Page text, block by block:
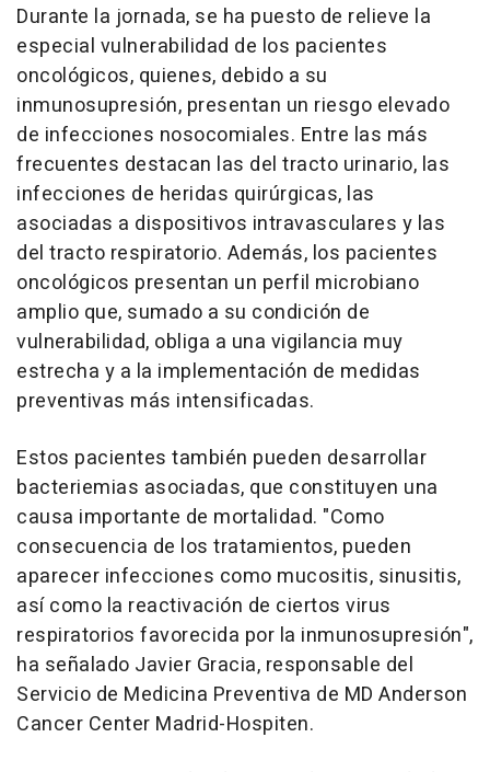
Durante la jornada, se ha puesto de relieve la
especial vulnerabilidad de los pacientes
oncológicos, quienes, debido a su
inmunosupresión, presentan un riesgo elevado
de infecciones nosocomiales. Entre las más
frecuentes destacan las del tracto urinario, las
infecciones de heridas quirúrgicas, las
asociadas a dispositivos intravasculares y las
del tracto respiratorio. Además, los pacientes
oncológicos presentan un perfil microbiano
amplio que, sumado a su condición de
vulnerabilidad, obliga a una vigilancia muy
estrecha y a la implementación de medidas
preventivas más intensificadas.
Estos pacientes también pueden desarrollar
bacteriemias asociadas, que constituyen una
causa importante de mortalidad. "Como
consecuencia de los tratamientos, pueden
aparecer infecciones como mucositis, sinusitis,
así como la reactivación de ciertos virus
respiratorios favorecida por la inmunosupresión",
ha señalado Javier Gracia, responsable del
Servicio de Medicina Preventiva de MD Anderson
Cancer Center Madrid-Hospiten.